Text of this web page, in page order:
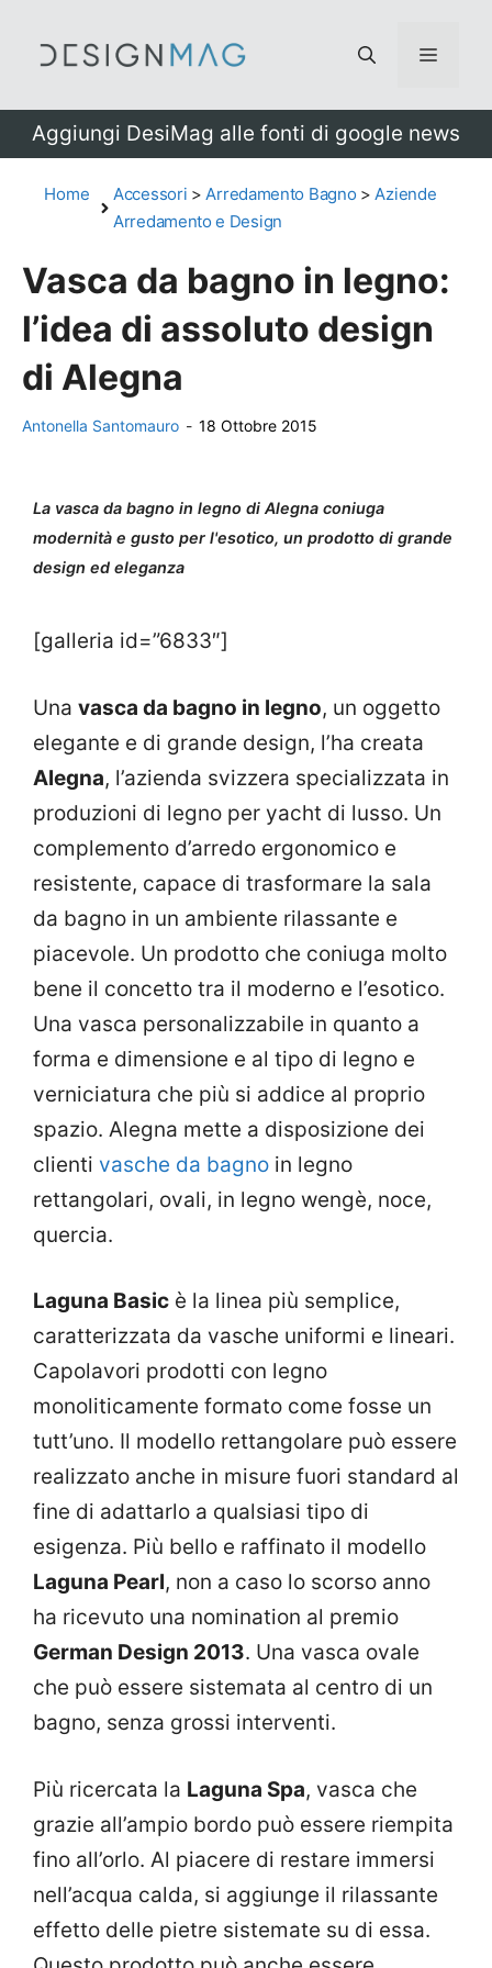
Menu
Aggiungi DesiMag alle fonti di google news
Home Accessori >Arredamento Bagno >Aziende
Arredamento e Design
Vasca da bagno in legno:
l’idea di assoluto design
di Alegna
Antonella Santomauro - 18 Ottobre 2015
La vasca da bagno in legno di Alegna coniuga
modernità e gusto per l'esotico, un prodotto di grande
design ed eleganza
[galleria id=”6833″]
Una vasca da bagno in legno, un oggetto
elegante e di grande design, l’ha creata
Alegna, l’azienda svizzera specializzata in
produzioni di legno per yacht di lusso. Un
complemento d’arredo ergonomico e
resistente, capace di trasformare la sala
da bagno in un ambiente rilassante e
piacevole. Un prodotto che coniuga molto
bene il concetto tra il moderno e l’esotico.
Una vasca personalizzabile in quanto a
forma e dimensione e al tipo di legno e
verniciatura che più si addice al proprio
spazio. Alegna mette a disposizione dei
clienti vasche da bagno in legno
rettangolari, ovali, in legno wengè, noce,
quercia.
Laguna Basic è la linea più semplice,
caratterizzata da vasche uniformi e lineari.
Capolavori prodotti con legno
monoliticamente formato come fosse un
tutt’uno. Il modello rettangolare può essere
realizzato anche in misure fuori standard al
fine di adattarlo a qualsiasi tipo di
esigenza. Più bello e raffinato il modello
Laguna Pearl, non a caso lo scorso anno
ha ricevuto una nomination al premio
German Design 2013. Una vasca ovale
che può essere sistemata al centro di un
bagno, senza grossi interventi.
Più ricercata la Laguna Spa, vasca che
grazie all’ampio bordo può essere riempita
fino all’orlo. Al piacere di restare immersi
nell’acqua calda, si aggiunge il rilassante
effetto delle pietre sistemate su di essa.